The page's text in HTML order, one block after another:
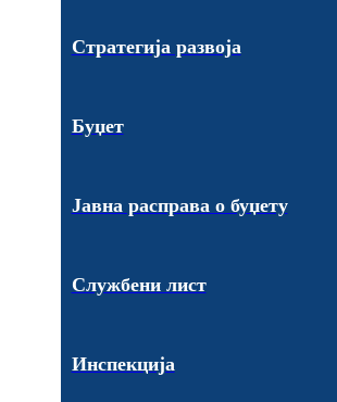
Стратегија развоја
Буџет
Јавна расправа о буџету
Службени лист
Инспекција